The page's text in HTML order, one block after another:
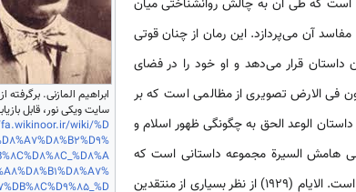
ابراهیم المازنی. برگرفته از
سایت ویکی نور، قابل
wiki/%D
می‌رود. مهمترین داستان بلند طه حسین، دعاء الکروان (1934) است که طی آن به چالش روانشناختی میان
آن می‌پردازد. این رمان از چنان قوتی
داستان قرار می‌دهد و او خود را در فضای
فی الارض تصویری از مظالمی است که بر
الوعد الحق به چگونگی ظهور اسلام و
هامش السیرة مجموعه داستانی است که
سیره پیامبر و شخصیت‌های صدر اسلام را دستمایه کار خود قرار داده است. الایام (1929) از نظر بسیاری از منتقدین